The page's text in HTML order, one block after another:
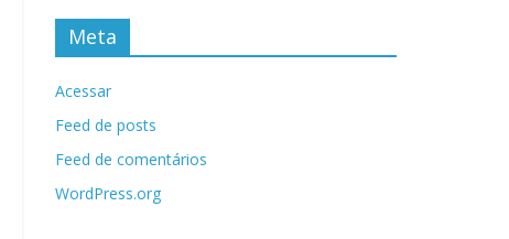
Meta
Acessar
Feed de posts
Feed de comentários
WordPress.org